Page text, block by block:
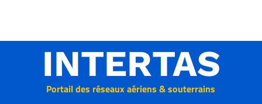
INTERTAS
Portail des réseaux aériens & souterrains